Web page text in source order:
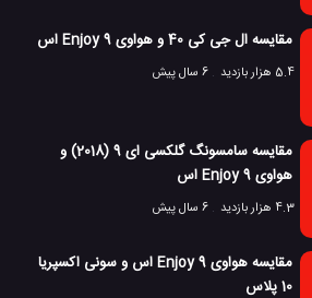
مقایسه ال جی کی 40 و هواوی Enjoy 9 اس
5.4 هزار بازدید 6 سال پیش
مقایسه سامسونگ گلکسی ای 9 (2018) و
هواوی Enjoy 9 اس
4.3 هزار بازدید 6 سال پیش
مقایسه هواوی Enjoy 9 اس و سونی اکسپریا
10 پلاس